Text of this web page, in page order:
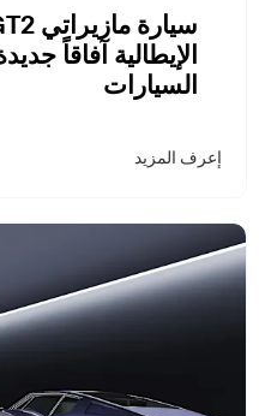
الإيطالية آفاقاً
السيارات
إعرف المزيد